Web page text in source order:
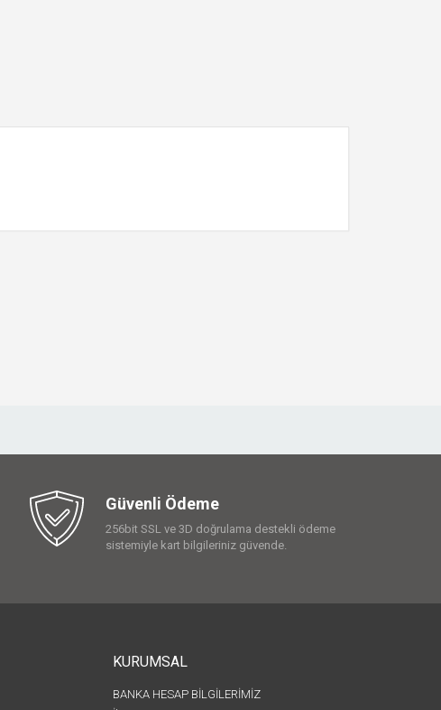
Güvenli Ödeme
256bit SSL ve 3D doğrulama destekli ödeme
sistemiyle kart bilgileriniz güvende.
KURUMSAL
BANKA HESAP BİLGİLERİMİZ